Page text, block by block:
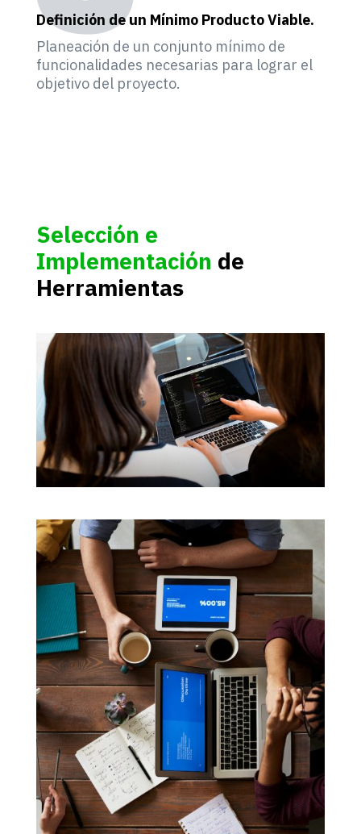
Definición de un Mínimo Producto Viable.
Planeación de un conjunto mínimo de
funcionalidades necesarias para lograr el
objetivo del proyecto.
Selección e
Implementación de
Herramientas